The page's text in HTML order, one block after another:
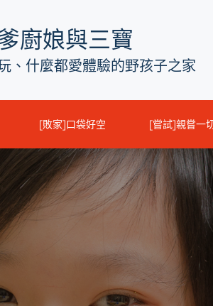
廚娘與三寶
、什麼都愛體驗的野孩子之家
[敗家]口袋好空 [嘗試]親嘗一